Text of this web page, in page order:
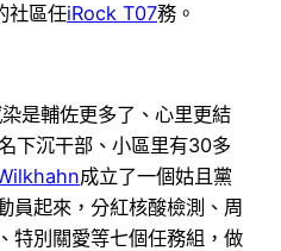
社區任iRock T07務。
是輔佐更多了、心里更結
下沉干部、小區里有30多
成立了一個姑且黨
員起來，分紅核酸檢測、周
特別關愛等七個任務組，做